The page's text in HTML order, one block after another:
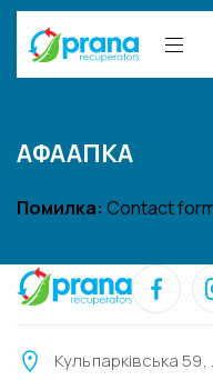
АФААПКА
Помилка: Contact
Кульпарківська 59,